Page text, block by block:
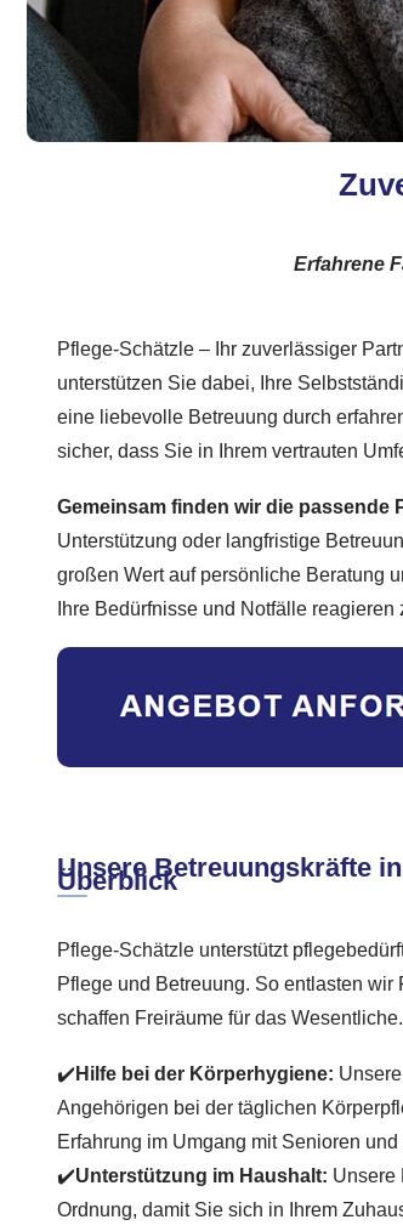
Erfahrene
Pflege-Schätzle – Ihr zuverlässiger
unterstützen Sie dabei, Ihre
eine liebevolle Betreuung durch
sicher, dass Sie in Ihrem vertrauten
Gemeinsam finden wir die passende
Unterstützung oder langfristige
großen Wert auf persönliche Beratung
Ihre Bedürfnisse und Notfälle reagieren
Unsere Betreuungskräfte
Überblick
Pflege-Schätzle unterstützt
Pflege und Betreuung. So entlasten
schaffen Freiräume für das Wesentliche.
✔️ Hilfe bei der Körperhygiene:
Angehörigen bei der täglichen
Erfahrung im Umgang mit Senioren
✔️Unterstützung im Haushalt: Unsere
Ordnung, damit Sie sich in Ihrem